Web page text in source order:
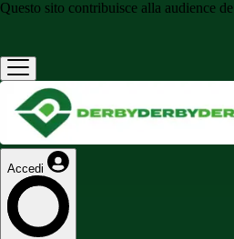
Questo sito contribuisce alla audience de
Accedi